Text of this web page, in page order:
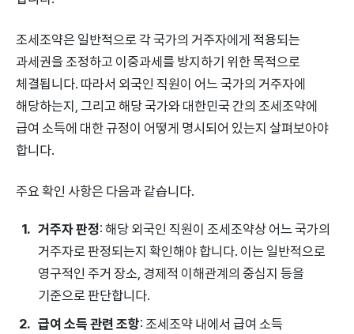
조세조약은 일반적으로 각 국가의 거주자에게 적용되는
과세권을 조정하고 이중과세를 방지하기 위한 목적으로
체결됩니다. 따라서 외국인 직원이 어느 국가의 거주자에
해당하는지, 그리고 해당 국가와 대한민국 간의 조세조약에
급여 소득에 대한 규정이 어떻게 명시되어 있는지 살펴보아야
합니다.
주요 확인 사항은 다음과 같습니다.
거주자 판정: 해당 외국인 직원이 조세조약상 어느 국가의
거주자로 판정되는지 확인해야 합니다. 이는 일반적으로
영구적인 주거 장소, 경제적 이해관계의 중심지 등을
기준으로 판단합니다.
급여 소득 관련 조항: 조세조약 내에서 급여 소득